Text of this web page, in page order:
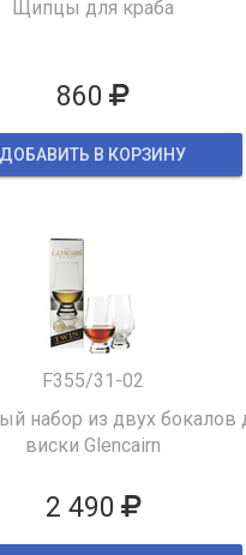
Щипцы для краба
860
ДОБАВИТЬ В КОРЗИНУ
F355/31-02
набор из двух бокалов
виски Glencairn
2 490